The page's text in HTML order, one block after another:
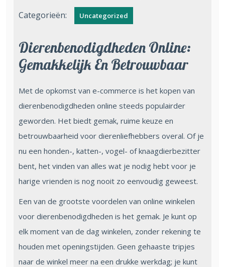
Categorieën: Uncategorized
Dierenbenodigdheden Online:
Gemakkelijk En Betrouwbaar
Met de opkomst van e-commerce is het kopen van
dierenbenodigdheden online steeds populairder
geworden. Het biedt gemak, ruime keuze en
betrouwbaarheid voor dierenliefhebbers overal. Of je
nu een honden-, katten-, vogel- of knaagdierbezitter
bent, het vinden van alles wat je nodig hebt voor je
harige vrienden is nog nooit zo eenvoudig geweest.
Een van de grootste voordelen van online winkelen
voor dierenbenodigdheden is het gemak. Je kunt op
elk moment van de dag winkelen, zonder rekening te
houden met openingstijden. Geen gehaaste tripjes
naar de winkel meer na een drukke werkdag; je kunt